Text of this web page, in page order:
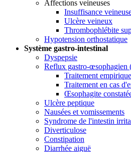
Affections veineuses
Insuffisance
Ulcère veineux
Thrombophlébite
Hypotension orthostatique
Système gastro-intestinal
Dyspepsie
Reflux gastro-œsophagien
Traitement
Traitement en cas
Œsophagite
Ulcère peptique
Nausées et vomissements
Syndrome de l'intestin
Diverticulose
Constipation
Diarrhée aiguë